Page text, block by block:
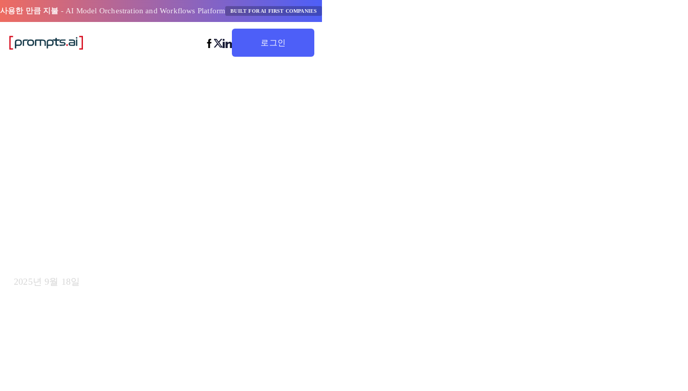
사용한 만큼 지불 - AI Model Orchestration and Workflows Platform BUILT FOR AI FIRST COMPANIES
로그인
2025년 9월 18일